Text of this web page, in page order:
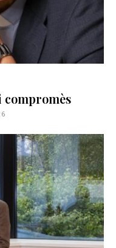
compromès